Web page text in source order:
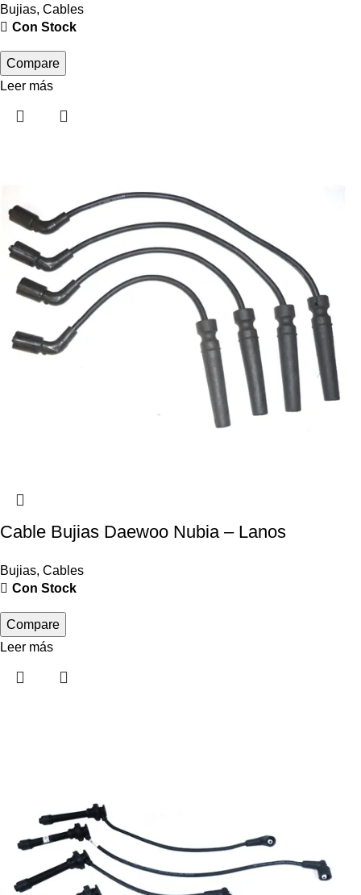
Bujias, Cables
Con Stock
Compare
Leer más
Cable Bujias Daewoo Nubia – Lanos
Bujias, Cables
Con Stock
Compare
Leer más